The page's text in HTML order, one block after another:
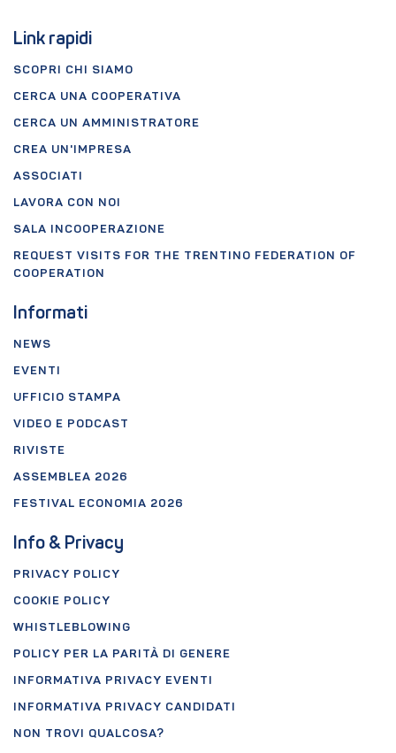
Link rapidi
SCOPRI CHI SIAMO
CERCA UNA COOPERATIVA
CERCA UN AMMINISTRATORE
CREA UN'IMPRESA
ASSOCIATI
LAVORA CON NOI
SALA INCOOPERAZIONE
REQUEST VISITS FOR THE TRENTINO FEDERATION OF
COOPERATION
Informati
NEWS
EVENTI
UFFICIO STAMPA
VIDEO E PODCAST
RIVISTE
ASSEMBLEA 2026
FESTIVAL ECONOMIA 2026
Info & Privacy
PRIVACY POLICY
COOKIE POLICY
WHISTLEBLOWING
POLICY PER LA PARITÀ DI GENERE
INFORMATIVA PRIVACY EVENTI
INFORMATIVA PRIVACY CANDIDATI
NON TROVI QUALCOSA?